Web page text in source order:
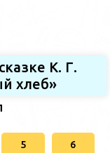
К. Г.
хлеб»
5 6